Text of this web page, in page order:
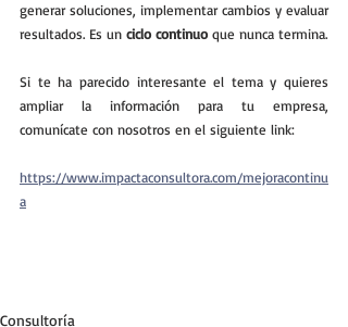
generar soluciones, implementar cambios y evaluar
resultados. Es un ciclo continuo que nunca termina.
Si te ha parecido interesante el tema y quieres
ampliar la información para tu empresa,
comunícate con nosotros en el siguiente link:
https://www.impactaconsultora.com/mejoracontinu
a
Consultoría